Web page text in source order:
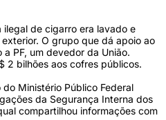
de cigarro era lavado e
O grupo que dá apoio ao
PF, um devedor da União.
2 bilhões aos cofres públicos.
Ministério Público Federal
da Segurança Interna dos
compartilhou informações com